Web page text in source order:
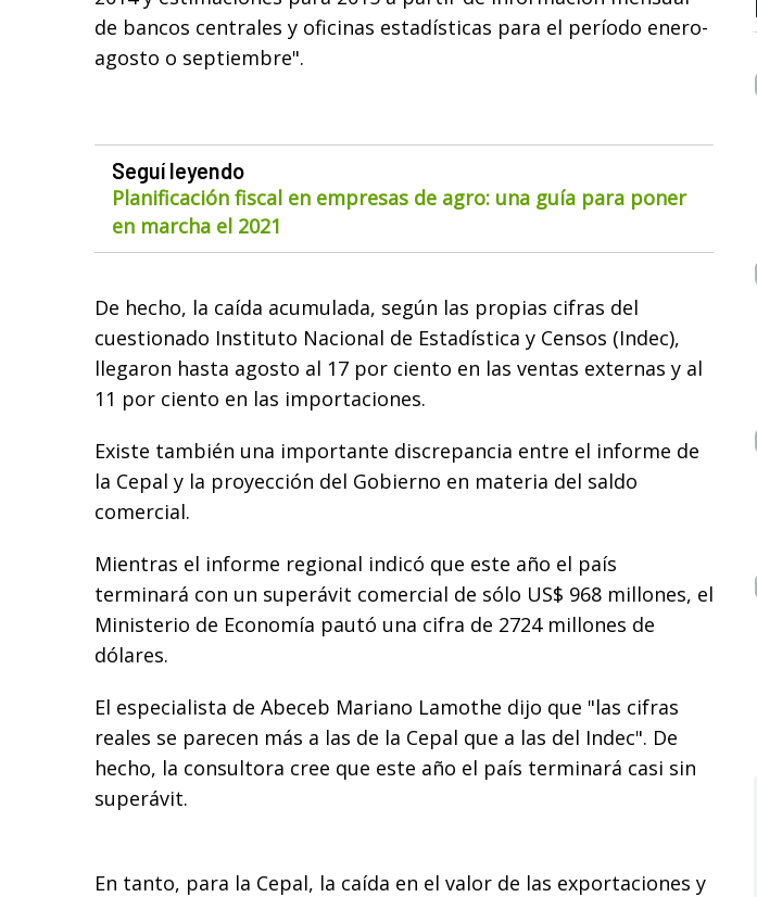
de bancos centrales y oficinas estadísticas para el período enero-
agosto o septiembre".
Seguí leyendo
Planificación fiscal en empresas de agro: una guía para poner
en marcha el 2021
De hecho, la caída acumulada, según las propias cifras del
cuestionado Instituto Nacional de Estadística y Censos (Indec),
llegaron hasta agosto al 17 por ciento en las ventas externas y al
11 por ciento en las importaciones.
Existe también una importante discrepancia entre el informe de
la Cepal y la proyección del Gobierno en materia del saldo
comercial.
Mientras el informe regional indicó que este año el país
terminará con un superávit comercial de sólo US$ 968 millones, el
Ministerio de Economía pautó una cifra de 2724 millones de
dólares.
El especialista de Abeceb Mariano Lamothe dijo que "las cifras
reales se parecen más a las de la Cepal que a las del Indec". De
hecho, la consultora cree que este año el país terminará casi sin
superávit.
En tanto, para la Cepal, la caída en el valor de las exportaciones y